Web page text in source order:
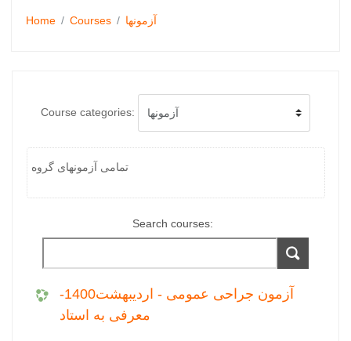
Home Courses آزمونها
Course categories:
تمامی آزمونهای گروه
Search courses:
آزمون جراحی عمومی - اردیبهشت1400-
معرفی به استاد